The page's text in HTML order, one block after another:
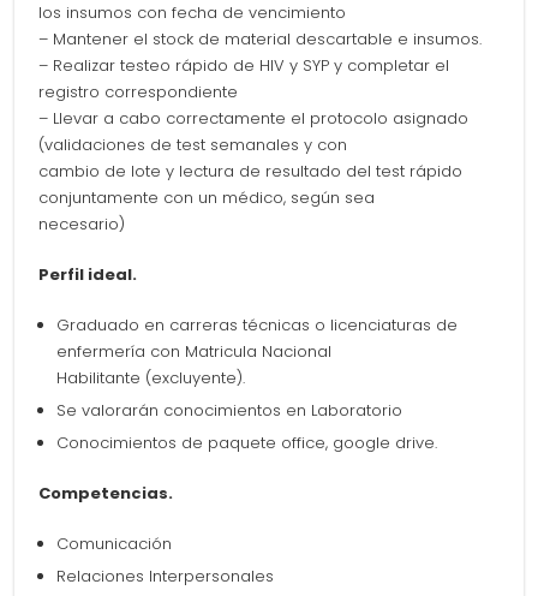
los insumos con fecha de vencimiento
– Mantener el stock de material descartable e insumos.
– Realizar testeo rápido de HIV y SYP y completar el
registro correspondiente
– Llevar a cabo correctamente el protocolo asignado
(validaciones de test semanales y con
cambio de lote y lectura de resultado del test rápido
conjuntamente con un médico, según sea
necesario)
Perfil ideal.
Graduado en carreras técnicas o licenciaturas de
enfermería con Matricula Nacional
Habilitante (excluyente).
Se valorarán conocimientos en Laboratorio
Conocimientos de paquete office, google drive.
Competencias.
Comunicación
Relaciones Interpersonales